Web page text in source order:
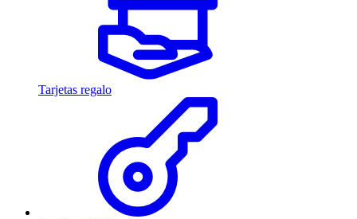
Tarjetas regalo